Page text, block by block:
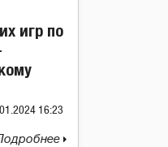
игр по
16:23